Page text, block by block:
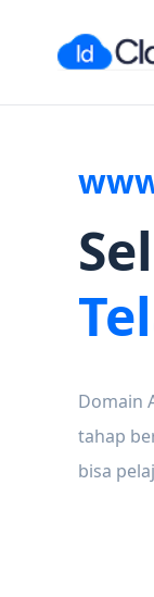
Domain
tahap
bisa